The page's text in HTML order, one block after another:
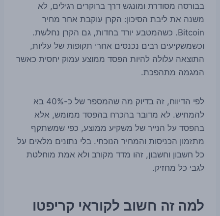
בבורסה מסודרת ומונגש דרך ברוקרים רגילים, לא
משנה את ליבת הסיכון: הקרן עוקבת אחר מחיר
Bitcoin. כשהמטבע יורד בחדות, גם הקרן נחלשת.
וכשמשקיעים רבים נכנסים אחרי תקופות של עליות,
התוצאה עלולה להיות הפסד ממוצע עמוק יחסית כאשר
המגמה מתהפכת.
לפי הדיווח, זה בדיוק מה שהמספר של כ-40% בא
להמחיש. לא מדובר בהכרח בהפסד ממומש, אלא
בהפסד על הנייר של משקיע ממוצע, כפי שמשתקף
מתזמון הכניסות והמחיר הנוכחי. בלי נתונים מלאים על
כל חשבון וחשבון, זהו מדד מקורב ולא אמת מוחלטת
לגבי כל מחזיק.
למה זה חשוב לקוראי קריפטו